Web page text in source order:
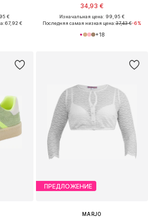
€
67,92 €
34,93 €
Изначальная цена: 99,95 €
Последняя самая низкая цена:37,43 €-6%
+18
ПРЕДЛОЖЕНИЕ
MARJO